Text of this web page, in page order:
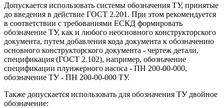
Допускается использовать системы обозначения ТУ, принятые
до введения в действие ГОСТ 2.201. При этом рекомендуется
в соответствии с требованиями ЕСКД формировать
обозначение ТУ, как и любого неосновного конструкторского
документа, путем добавления кода документа к обозначению
основного конструкторского документа - чертеж детали,
спецификация (ГОСТ 2.102), например, обозначение
спецификации плунжерного насоса - ПН 200-00-000,
обозначение ТУ - ПН 200-00-000 ТУ.
Также допускается использовать для обозначения ТУ двойное
обозначение: